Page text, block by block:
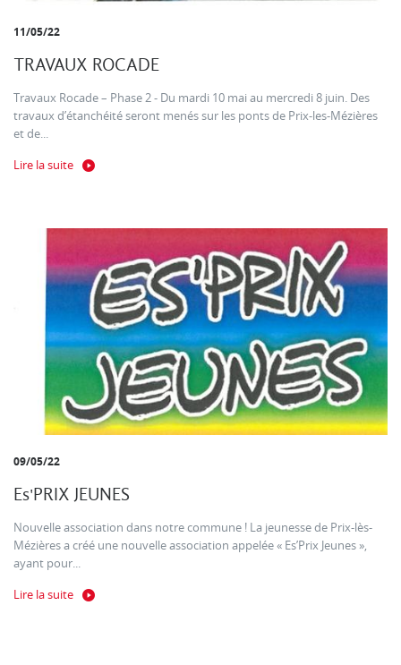
11/05/22
TRAVAUX ROCADE
Travaux Rocade – Phase 2 - Du mardi 10 mai au mercredi 8 juin. Des
travaux d’étanchéité seront menés sur les ponts de Prix-les-Mézières
et de...
Lire la suite
09/05/22
Es'PRIX JEUNES
Nouvelle association dans notre commune ! La jeunesse de Prix-lès-
Mézières a créé une nouvelle association appelée « Es’Prix Jeunes »,
ayant pour...
Lire la suite